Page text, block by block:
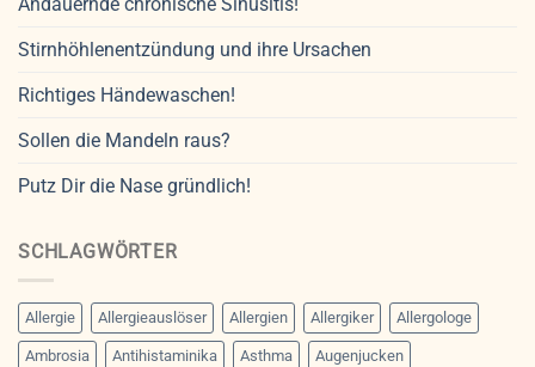
Stirnhöhlenentzündung und ihre Ursachen
Richtiges Händewaschen!
Sollen die Mandeln raus?
Putz Dir die Nase gründlich!
SCHLAGWÖRTER
Allergie Allergieauslöser Allergien Allergiker Allergologe
Ambrosia Antihistaminika Asthma Augenjucken